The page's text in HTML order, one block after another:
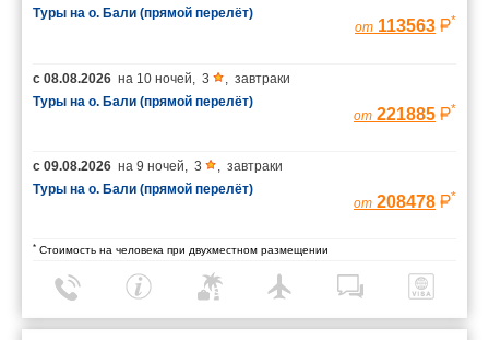
Туры на о. Бали (прямой перелёт)
от 113563 *
с 08.08.2026 на 10 ночей, 3 , завтраки
Туры на о. Бали (прямой перелёт)
от 221885 *
с 09.08.2026 на 9 ночей, 3 , завтраки
Туры на о. Бали (прямой перелёт)
от 208478 *
* Стоимость на человека при двухместном размещении